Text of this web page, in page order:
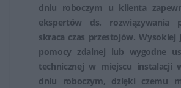
rozszerzeniu gwarancji HP jest
się z warunkami, zakresem pokrycia,
rozszerzenia oraz dodatkowymi
oferowanymi w ramach konkretnego
gwarancyjnego. To pozwala na
dniu roboczym u klienta
ekspertów ds. rozwiązywania
skraca czas przestojów. Wysokiej
pomocy zdalnej lub wygodne
technicznej w miejscu instalacji
dniu roboczym, dzięki czemu